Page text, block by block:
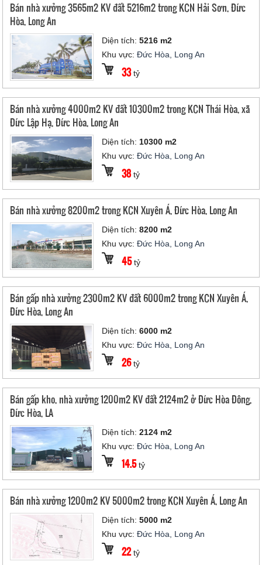
Bán nhà xưởng 3565m2 KV đất 5216m2 trong KCN Hải Sơn, Đức
Hòa, Long An
Diện tích:5216 m2
Khu vực:Đức Hòa, Long An
33tỷ
Bán nhà xưởng 4000m2 KV đất 10300m2 trong KCN Thái Hòa, xã
Đức Lập Hạ, Đức Hòa, Long An
Diện tích: 10300 m2
Khu vực:Đức Hòa, Long An
38tỷ
Bán nhà xưởng 8200m2 trong KCN Xuyên Á, Đức Hòa, Long An
Diện tích:8200 m2
Khu vực:Đức Hòa, Long An
45tỷ
Bán gấp nhà xưởng 2300m2 KV đất 6000m2 trong KCN Xuyên Á,
Đức Hòa, Long An
Diện tích:6000 m2
Khu vực:Đức Hòa, Long An
26tỷ
Bán gấp kho, nhà xưởng 1200m2 KV đất 2124m2 ở Đức Hòa Đông,
Đức Hòa, LA
Diện tích:2124 m2
Khu vực:Đức Hòa, Long An
14.5tỷ
Bán nhà xưởng 1200m2 KV 5000m2 trong KCN Xuyên Á, Long An
Diện tích:5000 m2
Khu vực:Đức Hòa, Long An
22tỷ